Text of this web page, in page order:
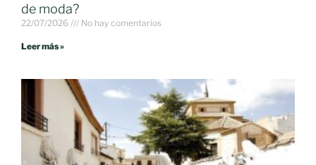
de moda?
22/07/2026 No hay comentarios
Leer más »